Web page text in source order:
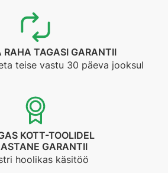
RAHA TAGASI GARANTII
teise vastu 30 päeva jooksul
KOTT-TOOLIDEL
GARANTII
hoolikas käsitöö